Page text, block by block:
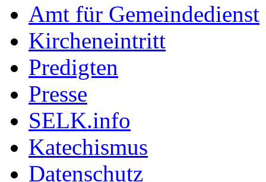
Amt für Gemeindedienst
Kircheneintritt
Predigten
Presse
SELK.info
Katechismus
Datenschutz